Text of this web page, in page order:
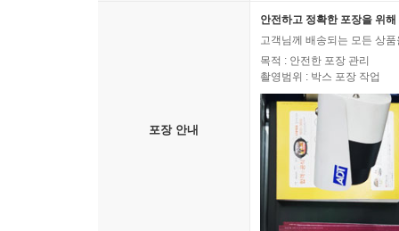
포장 안내
안전하고 정확한 포장을 위
고객님께 배송되는 모든 상
목적 : 안전한 포장 관리
촬영범위 : 박스 포장 작업